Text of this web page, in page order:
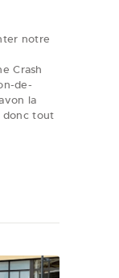
notre
Crash
de-
la
donc tout